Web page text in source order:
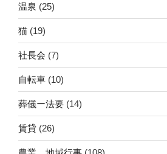
温泉 (25)
猫 (19)
社長会 (7)
自転車 (10)
葬儀ー法要 (14)
賃貸 (26)